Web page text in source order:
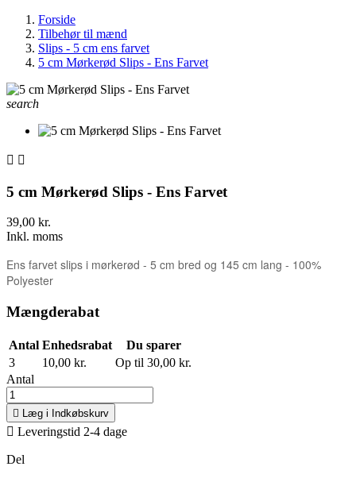
Forside
Tilbehør til mænd
Slips - 5 cm ens farvet
5 cm Mørkerød Slips - Ens Farvet
search
 
5 cm Mørkerød Slips - Ens Farvet
39,00 kr.
Inkl. moms
Ens farvet slips i mørkerød - 5 cm bred og 145 cm lang - 100%
Polyester
Mængderabat
Antal Enhedsrabat
Du sparer
3
10,00 kr.
Op til 30,00 kr.
Antal
 Læg i Indkøbskurv
 Leveringstid 2-4 dage
Del